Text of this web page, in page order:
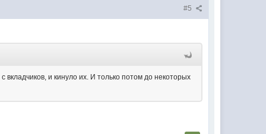
#5
и кинуло их. И только потом до некоторых